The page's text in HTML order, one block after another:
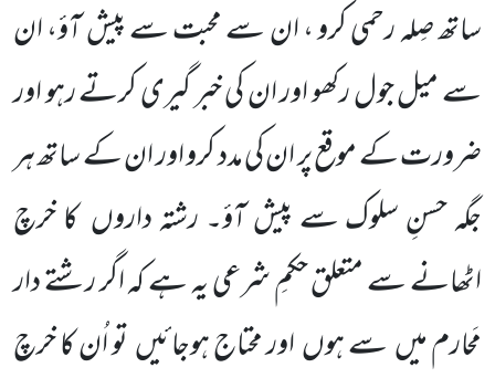
ساتھ صِلہ رحمی کرو ، ان سے محبت سے پیش آؤ، ان
سے میل جول رکھو اور ان کی خبر گیری کرتے رہو اور
ضرورت کے موقع پر ان کی مدد کرو اور ان کے ساتھ ہر
جگہ حسنِ سلوک سے پیش آؤ۔ رشتہ داروں کا خرچ
اٹھانے سے متعلق حکمِ شرعی یہ ہے کہاگر رشتے دار
مَحارم میںسے ہوںاور محتاج ہوجائیںتو اُن کا خرچ